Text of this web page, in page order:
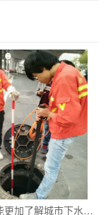
管道检测-能更加了解城市下水管道的情况